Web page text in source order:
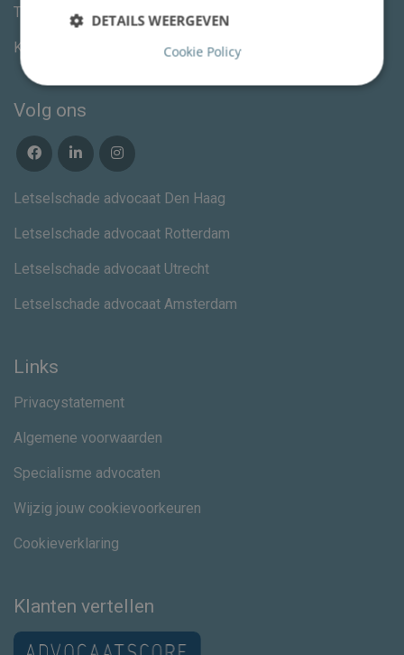
Tel:
+3123 820 06 90
KvK:
Volg ons
Letselschade advocaat Den Haag
Letselschade advocaat Rotterdam
Letselschade advocaat Utrecht
Letselschade advocaat Amsterdam
Links
Privacystatement
Algemene voorwaarden
Specialisme advocaten
Wijzig jouw cookievoorkeuren
Cookieverklaring
Klanten vertellen
DETAILS WEERGEVEN
Cookie Policy